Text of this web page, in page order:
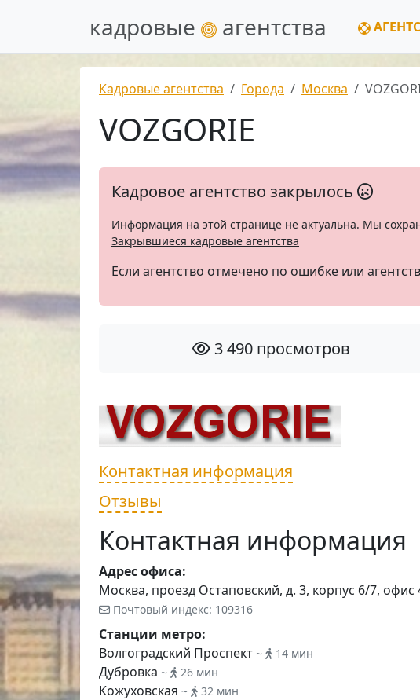
кадровые агентства
Кадровые агентства Города Москва
VOZGORIE
Кадровое агентство закрылось
Информация на этой странице не актуальна. Мы
Закрывшиеся кадровые агентства
Если агентство отмечено по ошибке или
3 490 просмотров
Контактная информация
Отзывы
Контактная информация
Адрес офиса:
Москва, проезд Остаповский, д. 3, корпус 6/7, офис
Почтовый индекс: 109316
Станции метро:
Волгоградский Проспект ~ 14 мин
Дубровка ~ 26 мин
Кожуховская ~ 32 мин